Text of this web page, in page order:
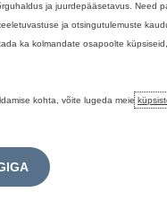
Leia
ja juurdepääsetavus. Need
ja otsingutulemuste
ka kolmandate osapoolte
kohta, võite lugeda meie